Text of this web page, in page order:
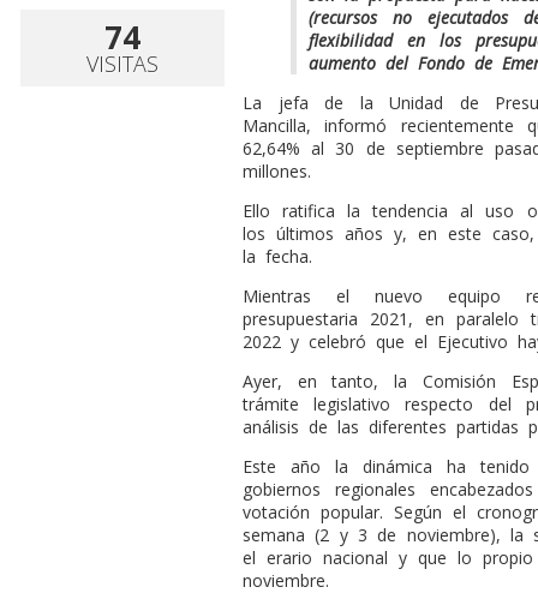
74
VISITAS
(recursos no ejecutados
flexibilidad en los
aumento del Fondo de
La jefa de la Unidad de
Mancilla, informó recientemente
62,64% al 30 de septiembre
millones.
Ello ratifica la tendencia al uso
los últimos años y, en este
la fecha.
Mientras el nuevo equipo
presupuestaria 2021, en
2022 y celebró que el Ejecutivo
Ayer, en tanto, la Comisión
trámite legislativo respecto del
análisis de las diferentes partidas
Este año la dinámica ha
gobiernos regionales
votación popular. Según el
semana (2 y 3 de noviembre), la
el erario nacional y que lo
noviembre.